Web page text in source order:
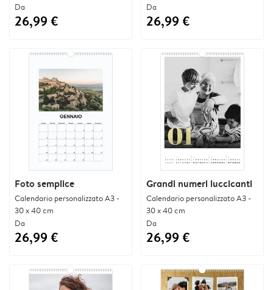
Da
26,99 €
Da
26,99 €
Foto semplice
Calendario personalizzato A3 -
30 x 40 cm
Da
26,99 €
Grandi numeri luccicanti
Calendario personalizzato A3 -
30 x 40 cm
Da
26,99 €